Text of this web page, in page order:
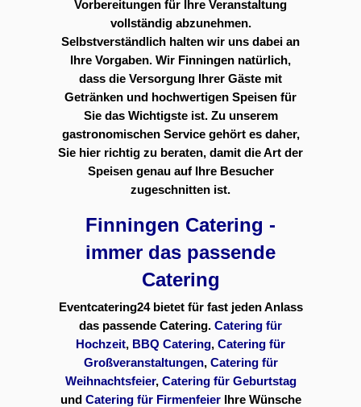
Vorbereitungen für Ihre Veranstaltung
vollständig abzunehmen.
Selbstverständlich halten wir uns dabei an
Ihre Vorgaben. Wir Finningen natürlich,
dass die Versorgung Ihrer Gäste mit
Getränken und hochwertigen Speisen für
Sie das Wichtigste ist. Zu unserem
gastronomischen Service gehört es daher,
Sie hier richtig zu beraten, damit die Art der
Speisen genau auf Ihre Besucher
zugeschnitten ist.
Finningen Catering -
immer das passende
Catering
Eventcatering24 bietet für fast jeden Anlass
das passende Catering. Catering für
Hochzeit, BBQ Catering, Catering für
Großveranstaltungen, Catering für
Weihnachtsfeier, Catering für Geburtstag
und Catering für FirmenfeierIhre Wünsche